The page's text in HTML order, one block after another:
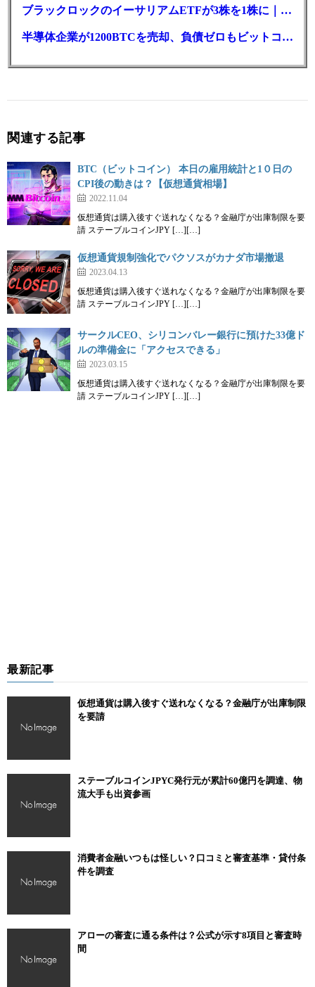
ブラックロックのイーサリアムETFが3株を1株に｜年初来37%安
半導体企業が1200BTCを売却、負債ゼロもビットコイン戦略は後退
関連する記事
BTC（ビットコイン） 本日の雇用統計と1０日の
CPI後の動きは？【仮想通貨相場】
2022.11.04
仮想通貨は購入後すぐ送れなくなる？金融庁が出庫制限を要
請 ステーブルコインJPY […][…]
仮想通貨規制強化でパクソスがカナダ市場撤退
2023.04.13
仮想通貨は購入後すぐ送れなくなる？金融庁が出庫制限を要
請 ステーブルコインJPY […][…]
サークルCEO、シリコンバレー銀行に預けた33億ド
ルの準備金に「アクセスできる」
2023.03.15
仮想通貨は購入後すぐ送れなくなる？金融庁が出庫制限を要
請 ステーブルコインJPY […][…]
最新記事
仮想通貨は購入後すぐ送れなくなる？金融庁が出庫制限
を要請
ステーブルコインJPYC発行元が累計60億円を調達、物
流大手も出資参画
消費者金融いつもは怪しい？口コミと審査基準・貸付条
件を調査
アローの審査に通る条件は？公式が示す8項目と審査時
間